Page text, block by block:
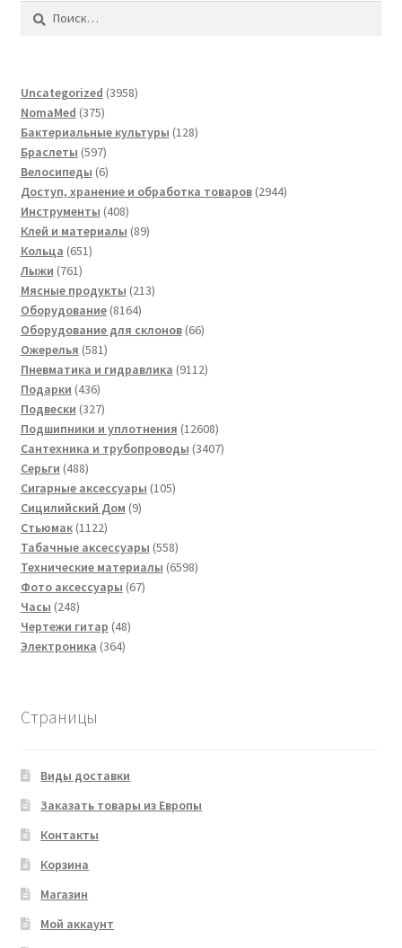
Найти:
Uncategorized 39583958
NomaMed 375375
товаров
Бактериальные культуры 128128
Браслеты 597597
товаров
Велосипеды 66
товаров
Доступ, хранение и обработка товаров 29442944
Инструменты 408408
товаров
Клей и материалы 8989
Кольца 651651
Лыжи 761761
товар
Мясные продукты 213213
Оборудование 81648164
товара
Оборудование для склонов 6666
Ожерелья 581581
товар
Пневматика и гидравлика 91129112
Подарки 436436
товаров
Подвески 327327
товаров
Подшипники и уплотнения 1260812608
товаров
Сантехника и трубопроводы 34073407
Серьги 488488
товаров
Сигарные аксессуары 105105
Сицилийский Дом 99
Стьюмак 11221122
товара
Табачные аксессуары 558558
товаров
Технические материалы 65986598
Фото аксессуары 6767
Часы 248248
товаров
Чертежи гитар 4848
Электроника 364364
Страницы
Виды доставки
Заказать товары из Европы
Контакты
Корзина
Магазин
Мой аккаунт